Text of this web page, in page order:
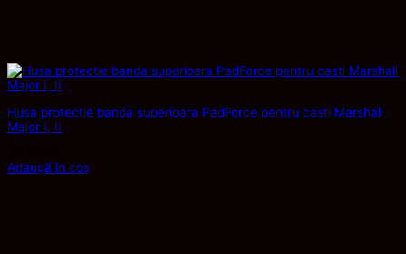
Husa protectie banda superioara PadForce pentru casti Marshall
Major I, II
Adaugă în coș